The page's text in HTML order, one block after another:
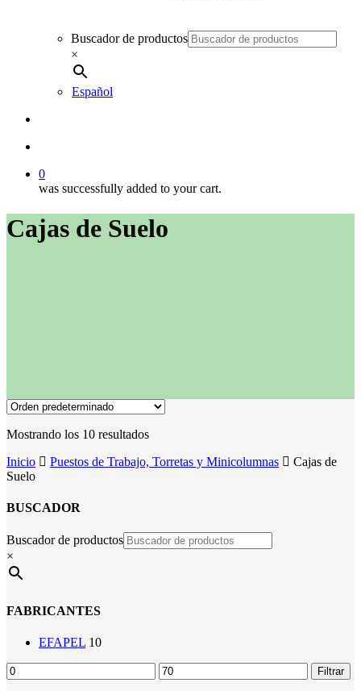
Buscador de productos
×
Español
0
was successfully added to your cart.
Cajas de Suelo
Mostrando los 10 resultados
Inicio
Puestos de Trabajo, Torretas y Minicolumnas
Cajas de
Suelo
BUSCADOR
Buscador de productos
×
FABRICANTES
EFAPEL 10
Precio
mínimo
Precio
máximo
Filtrar